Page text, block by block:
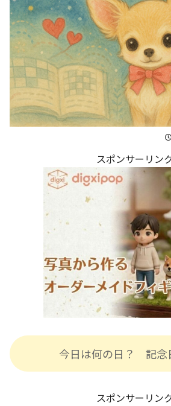
スポンサーリン
今日は何の日？ 記念
スポンサーリン